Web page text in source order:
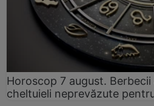
Horoscop 7 august.
cheltuieli neprevăzute